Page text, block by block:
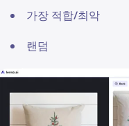
가장 적합/최악
랜덤